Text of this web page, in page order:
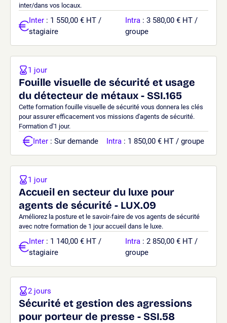
inter/dans vos locaux.
Inter : 1 550,00 € HT /
stagiaire
Intra : 3 580,00 € HT /
groupe
Fouille visuelle de sécurité et usage
du détecteur de métaux - SSI.165
Cette formation fouille visuelle de sécurité vous donnera les clés
pour assurer efficacement vos missions d'agents de sécurité.
Formation d'1 jour.
1 jour
Inter : Sur demande Intra : 1 850,00 € HT / groupe
Accueil en secteur du luxe pour
agents de sécurité - LUX.09
Améliorez la posture et le savoir-faire de vos agents de sécurité
avec notre formation de 1 jour accueil dans le luxe.
1 jour
Inter : 1 140,00 € HT /
stagiaire
Intra : 2 850,00 € HT /
groupe
Sécurité et gestion des agressions
pour porteur de presse - SSI.58
2 jours